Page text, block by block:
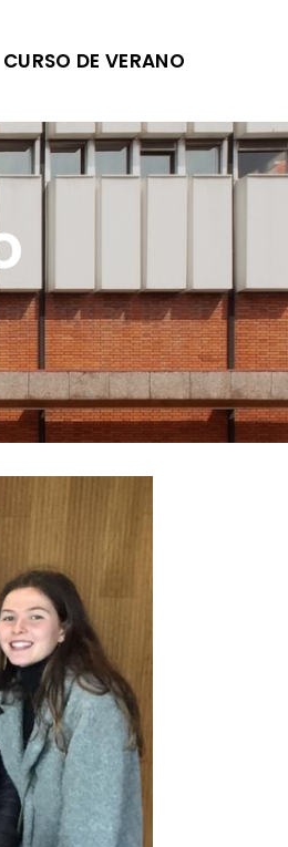
CURSO DE VERANO